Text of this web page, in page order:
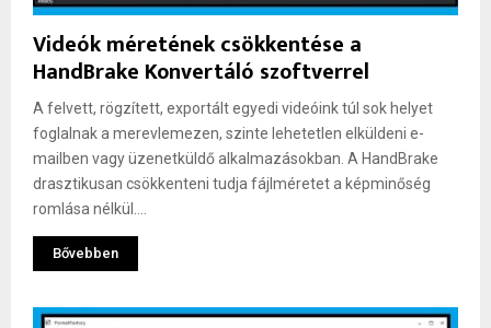
Videók méretének csökkentése a
HandBrake Konvertáló szoftverrel
A felvett, rögzített, exportált egyedi videóink túl sok helyet
foglalnak a merevlemezen, szinte lehetetlen elküldeni e-
mailben vagy üzenetküldő alkalmazásokban. A HandBrake
drasztikusan csökkenteni tudja fájlméretet a képminőség
romlása nélkül....
Bővebben